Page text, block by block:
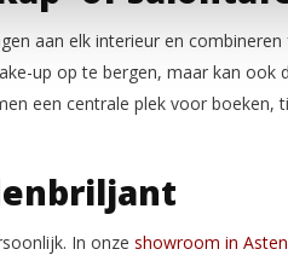
aan elk interieur en
up op te bergen, maar kan ook
een centrale plek voor
In onze showroom in Asten